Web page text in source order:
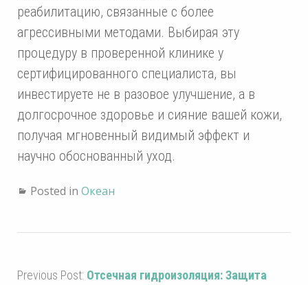
реабилитацию, связанные с более
агрессивными методами. Выбирая эту
процедуру в проверенной клинике у
сертифицированного специалиста, вы
инвестируете не в разовое улучшение, а в
долгосрочное здоровье и сияние вашей кожи,
получая мгновенный видимый эффект и
научно обоснованный уход.
Posted in Океан
Previous Post: Отсечная гидроизоляция: Защита